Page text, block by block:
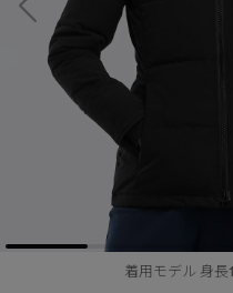
日本限定モデル
スノーグース
アウターウェア
アパレル
アクセサリー
日本限定モデル
スノーグース
アウターウェア
アパレル
アクセサリー
着用モデル 身